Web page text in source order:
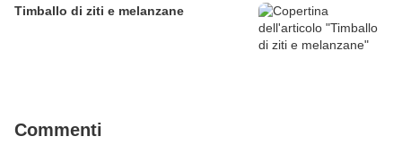
Timballo di ziti e melanzane
Commenti